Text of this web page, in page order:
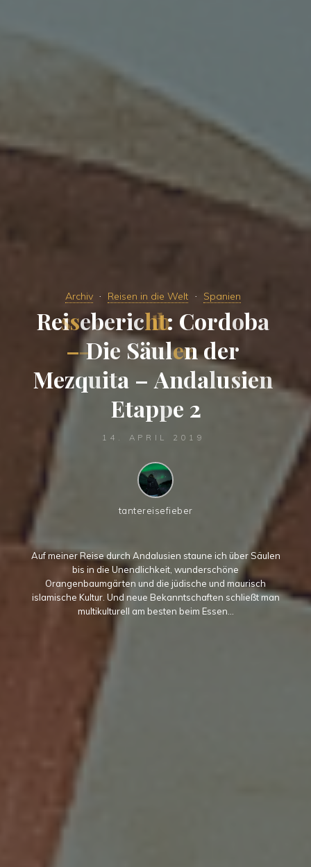
Archiv Reisen in die Welt Spanien
Reisebericht: Cordoba
–Die Säulender
Mezquita – Andalusien
Etappe 2
14. APRIL 2019
tantereisefieber
Auf meiner Reise durch Andalusien staune ich über Säulen
bis in die Unendlichkeit, wunderschöne
Orangenbaumgärten und die jüdische und maurisch
islamische Kultur. Und neue Bekanntschaften schließt man
multikulturell am besten beim Essen...